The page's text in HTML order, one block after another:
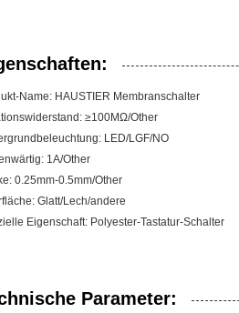
Name: HAUSTIER Membranschalter
≥100MΩ/Other
LED/LGF/NO
1A/Other
0.25mm-0.5mm/Other
Glatt/Lech/andere
Eigenschaft: Polyester-Tastatur-Schalter
Parameter: